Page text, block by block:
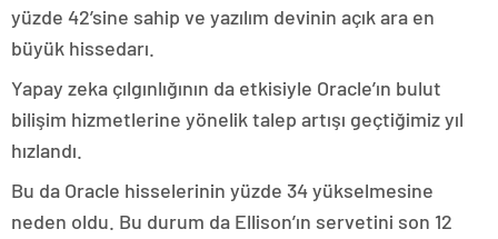
yüzde 42’sine sahip ve yazılım devinin açık ara en
büyük hissedarı.
Yapay zeka çılgınlığının da etkisiyle Oracle’ın bulut
bilişim hizmetlerine yönelik talep artışı geçtiğimiz yıl
hızlandı.
Bu da Oracle hisselerinin yüzde 34 yükselmesine
neden oldu. Bu durum da Ellison’ın servetini son 12